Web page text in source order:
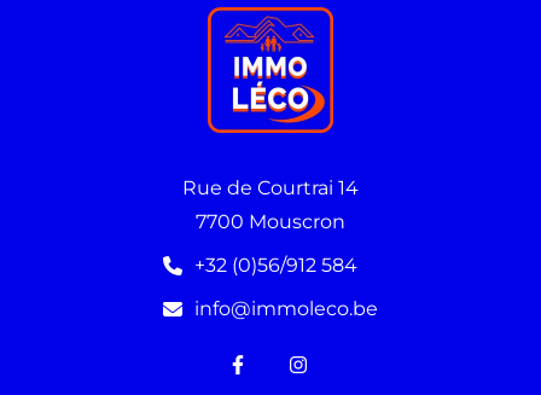
Rue de Courtrai 14
7700 Mouscron
+32 (0)56/912 584
info@immoleco.be